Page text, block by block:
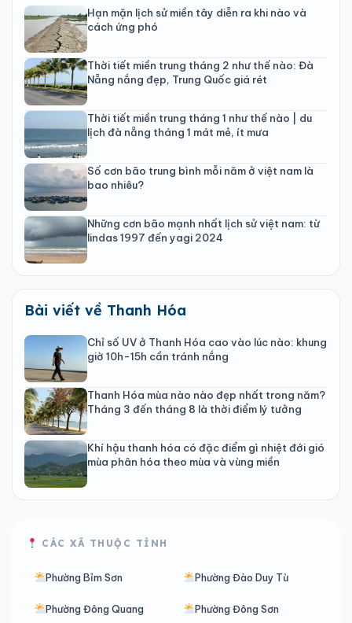
Hạn mặn lịch sử miền tây diễn ra khi nào và
cách ứng phó
Thời tiết miền trung tháng 2 như thế nào: Đà
Nẵng nắng đẹp, Trung Quốc giá rét
Thời tiết miền trung tháng 1 như thế nào | du
lịch đà nẵng tháng 1 mát mẻ, ít mưa
Số cơn bão trung bình mỗi năm ở việt nam là
bao nhiêu?
Những cơn bão mạnh nhất lịch sử việt nam: từ
lindas 1997 đến yagi 2024
Bài viết về Thanh Hóa
Chỉ số UV ở Thanh Hóa cao vào lúc nào: khung
giờ 10h-15h cần tránh nắng
Thanh Hóa mùa nào nào đẹp nhất trong năm?
Tháng 3 đến tháng 8 là thời điểm lý tưởng
Khí hậu thanh hóa có đặc điểm gì nhiệt đới gió
mùa phân hóa theo mùa và vùng miền
CÁC XÃ THUỘC TỈNH
Phường Bỉm Sơn Phường Đào Duy Từ
Phường Đông Quang Phường Đông Sơn